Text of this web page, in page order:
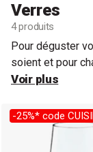
Verres
4 produits
Pour déguster
soient et pour
sélection de
àspiritueux, à
à champagne,
recherchiez
Voir plus
-25%* code